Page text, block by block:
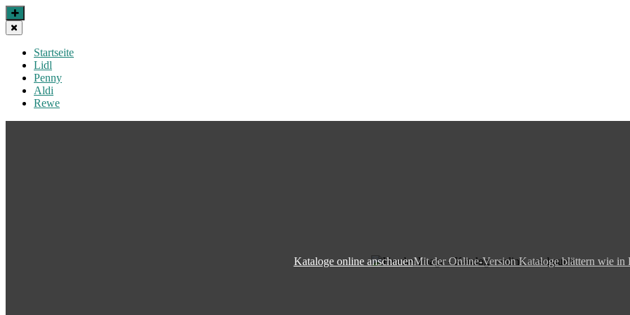
Startseite
Lidl
Penny
Aldi
Rewe
Kataloge online anschauenMit der Online-Version Kataloge blättern wie in